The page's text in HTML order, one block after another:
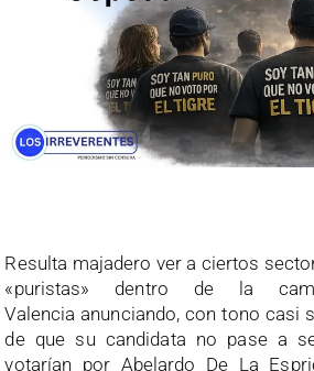
Resulta majadero ver a ciertos
«puristas» dentro de la
Valencia anunciando, con tono casi
de que su candidata no pase a
votarían por Abelardo De La